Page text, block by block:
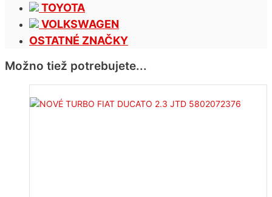
TOYOTA
VOLKSWAGEN
OSTATNÉ ZNAČKY
Možno tiež potrebujete...